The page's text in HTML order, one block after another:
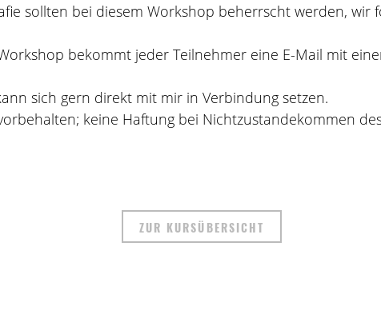
sollten bei diesem Workshop beherrscht werden, wir
bekommt jeder Teilnehmer eine E-Mail mit
sich gern direkt mit mir in Verbindung setzen.
keine Haftung bei Nichtzustandekommen
ZUR KURSÜBERSICHT